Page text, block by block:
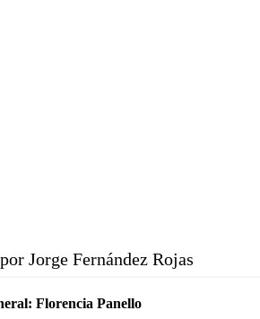
Jorge Fernández Rojas
Florencia Panello